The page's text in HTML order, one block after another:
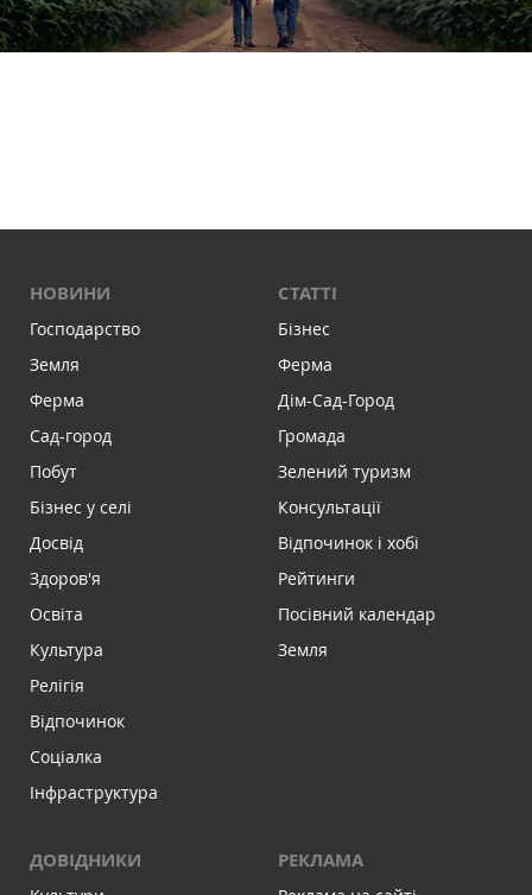
НОВИНИ
Господарство
Земля
Ферма
Сад-город
Побут
Бізнес у селі
Досвід
Здоров'я
Освіта
Культура
Релігія
Відпочинок
Соціалка
Інфраструктура
СТАТТІ
Бізнес
Ферма
Дім-Сад-Город
Громада
Зелений туризм
Консультації
Відпочинок і хобі
Рейтинги
Посівний календар
Земля
ДОВІДНИКИ РЕКЛАМА